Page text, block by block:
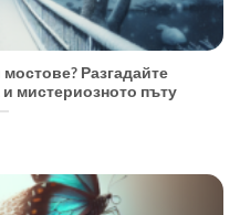
Разгадайте
мистериозното пъту